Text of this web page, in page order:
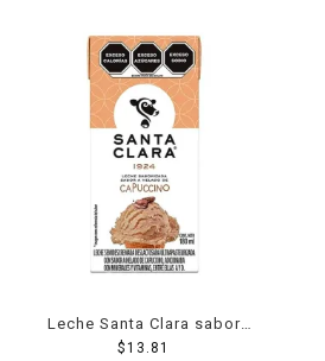
Leche Santa Clara sabor
helado de capuchino 180 ml
$13.81